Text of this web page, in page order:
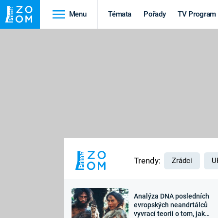
Menu Témata Pořady TV Program
Výročí
Trendy: Zrádci
Analýza DNA posledních
evropských neandrtálců
vyvrací teorii o tom, jak